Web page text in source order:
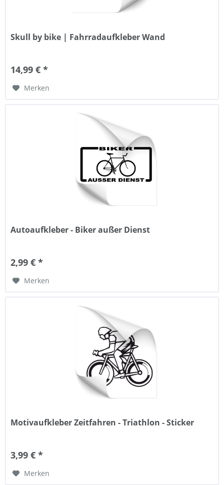
Skull by bike | Fahrradaufkleber Wand
14,99 € *
Merken
Autoaufkleber - Biker außer Dienst
2,99 € *
Merken
Motivaufkleber Zeitfahren - Triathlon - Sticker
3,99 € *
Merken